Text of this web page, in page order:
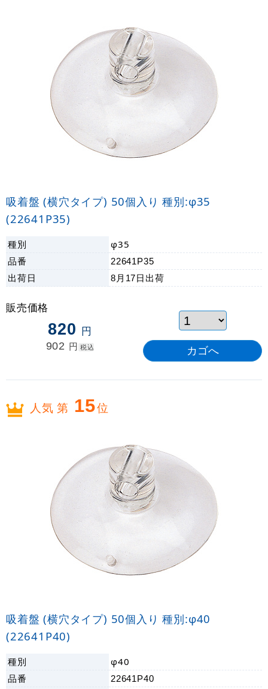
吸着盤 (横穴タイプ) 50個入り 種別:φ35
(22641P35)
種別
φ35
品番
22641P35
出荷日 8月17日 出荷
販売価格
820 円
902 円 税込
人気 第 15位
吸着盤 (横穴タイプ) 50個入り 種別:φ40
(22641P40)
種別
φ40
品番
22641P40